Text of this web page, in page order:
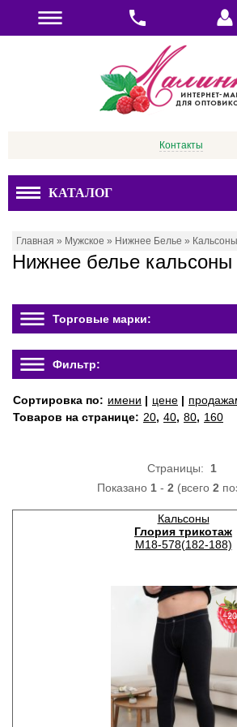
Контакты
КАТАЛОГ
Главная » Мужское » Нижнее Белье » Кальсоны
Нижнее белье кальсоны
Торговые марки:
Фильтр:
Сортировка по: имени | цене |
Товаров на странице: 20, 40, 80, 160
Страницы: 1
Показано 1- 2 (всего 2
Кальсоны
Глория трикотаж
М18-578(182-188)